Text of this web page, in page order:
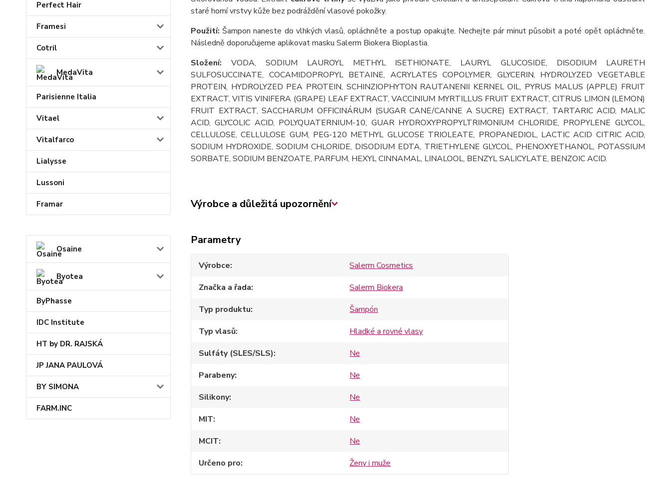
Perfect Hair
Framesi
Cotril
MedaVita
Parisienne Italia
Vitael
Vitalfarco
Lialysse
Lussoni
Framar
Osaine
Byotea
ByPhasse
IDC Institute
HT by DR. RAJSKÁ
JP JANA PAULOVÁ
BY SIMONA
FARM.INC
staré horní vrstvy kůže bez podráždění vlasové pokožky.
Použití: Šampon naneste do vlhkých vlasů, opláchněte a postup opakujte. Nechejte pár minut působit a poté opět opláchněte.
Následně doporučujeme aplikovat masku Salerm Biokera Bioplastia.
Složení: VODA, SODIUM LAUROYL METHYL ISETHIONATE, LAURYL GLUCOSIDE, DISODIUM LAURETH
SULFOSUCCINATE, COCAMIDOPROPYL BETAINE, ACRYLATES COPOLYMER, GLYCERIN, HYDROLYZED VEGETABLE
PROTEIN, HYDROLYZED PEA PROTEIN, SCHINZIOPHYTON RAUTANENII KERNEL OIL, PYRUS MALUS (APPLE) FRUIT
EXTRACT, VITIS VINIFERA (GRAPE) LEAF EXTRACT, VACCINIUM MYRTILLUS FRUIT EXTRACT, CITRUS LIMON (LEMON)
FRUIT EXTRACT, SACCHARUM OFFICINÁRUM (SUGAR CANE/CANNE A SUCRE) EXTRACT, TARTARIC ACID, MALIC
ACID, GLYCOLIC ACID, POLYQUATERNIUM-10, GUAR HYDROXYPROPYLTRIMONIUM CHLORIDE, PROPYLENE GLYCOL,
CELLULOSE, CELLULOSE GUM, PEG-120 METHYL GLUCOSE TRIOLEATE, PROPANEDIOL, LACTIC ACID CITRIC ACID,
SODIUM HYDROXIDE, SODIUM CHLORIDE, DISODIUM EDTA, TRIETHYLENE GLYCOL, PHENOXYETHANOL, POTASSIUM
SORBATE, SODIUM BENZOATE, PARFUM, HEXYL CINNAMAL, LINALOOL, BENZYL SALICYLATE, BENZOIC ACID.
Výrobce a důležitá upozornění
Parametry
Výrobce
Salerm Cosmetics
Značka a řada
Salerm Biokera
Typ produktu
Šampón
Typ vlasů
Hladké a rovné vlasy
Sulfáty (SLES/SLS)
Ne
Parabeny
Ne
Silikony
Ne
MIT
Ne
MCIT
Ne
Určeno pro
Ženy i muže